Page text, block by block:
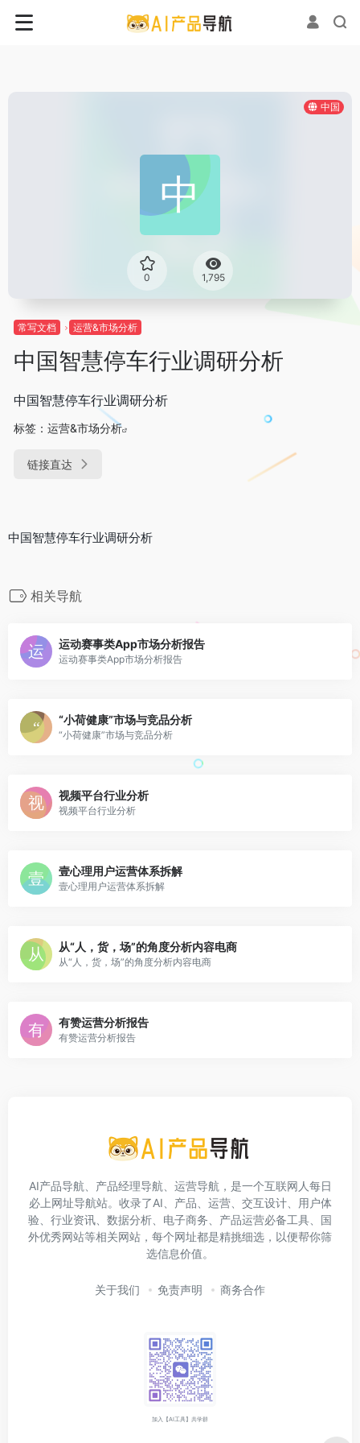
中国
0 1,795
常写文档 运营&市场分析
中国智慧停车行业调研分析
中国智慧停车行业调研分析
标签： 运营&市场分析
链接直达
中国智慧停车行业调研分析
相关导航
运动赛事类App市场分析报告
运动赛事类App市场分析报告
“小荷健康”市场与竞品分析
“小荷健康”市场与竞品分析
视频平台行业分析
视频平台行业分析
壹心理用户运营体系拆解
壹心理用户运营体系拆解
从“人，货，场”的角度分析内容电商
从“人，货，场”的角度分析内容电商
有赞运营分析报告
有赞运营分析报告
AI产品导航、产品经理导航、运营导航，是一个互联网人每日
必上网址导航站。收录了AI、产品、运营、交互设计、用户体
验、行业资讯、数据分析、电子商务、产品运营必备工具、国
外优秀网站等相关网站，每个网址都是精挑细选，以便帮你筛
选信息价值。
关于我们 免责声明 商务合作
加入【AI工具】共学群